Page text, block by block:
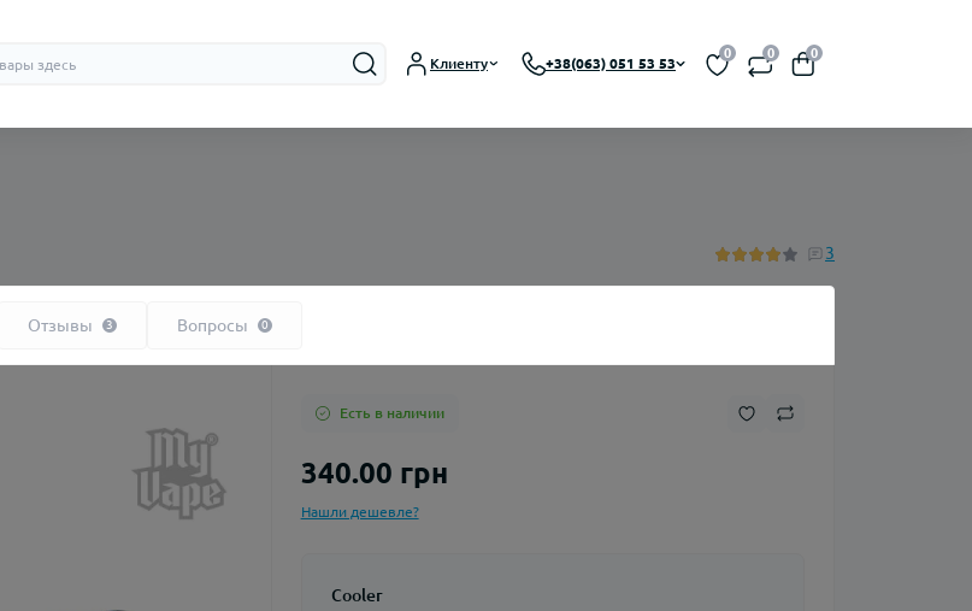
На солевом никотине
Клиенту +38(063) 051 53 53
0 0 0
3
Отзывы 3 Вопросы 0
Есть в наличии
340.00 грн
Нашли дешевле?
Cooler